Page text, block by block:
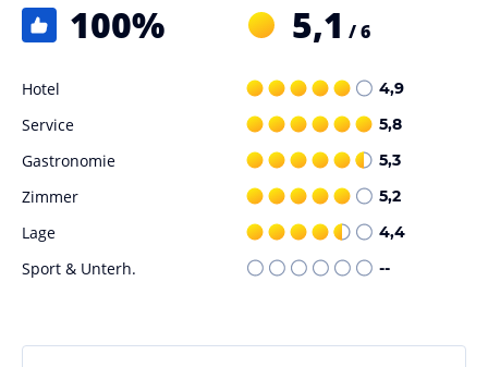
100% 5,1 / 6
Hotel 4,9
Service 5,8
Gastronomie 5,3
Zimmer 5,2
Lage 4,4
Sport & Unterh. --